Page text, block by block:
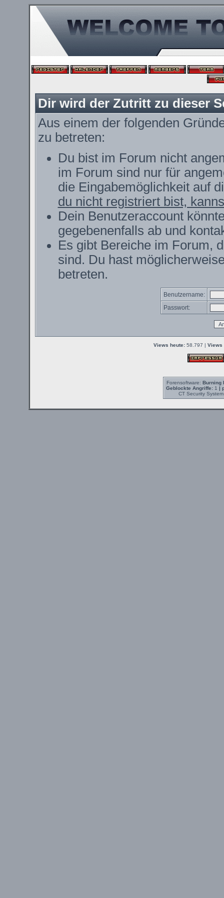
Dir wird der Zutritt zu dieser
Aus einem der folgenden
zu betreten:
Du bist im Forum nicht
im Forum sind nur für
die Eingabemöglichkeit auf
du nicht registriert bist,
Dein Benutzeraccount
gegebenenfalls ab und
Es gibt Bereiche im Forum,
sind. Du hast
betreten.
Benutzername:
Passwort:
Views heute: 58.797 | Views
Forensoftware: Burning
Geblockte Angriffe:1 |
CT Security